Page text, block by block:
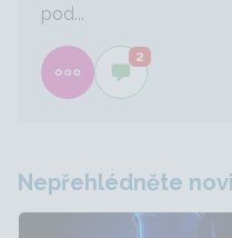
pod...
2
Nepřehlédněte